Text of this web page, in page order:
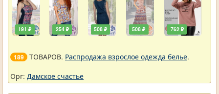
191 ₽ 254 ₽ 508 ₽ 508 ₽ 762 ₽
189 ТОВАРОВ. Распродажа взрослое одежда белье.
Орг: Дамское счастье